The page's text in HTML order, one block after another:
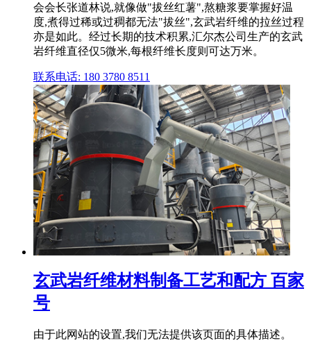
会会长张道林说,就像做"拔丝红薯",熬糖浆要掌握好温
度,煮得过稀或过稠都无法"拔丝",玄武岩纤维的拉丝过程
亦是如此。经过长期的技术积累,汇尔杰公司生产的玄武
岩纤维直径仅5微米,每根纤维长度则可达万米。
联系电话: 180 3780 8511
玄武岩纤维材料制备工艺和配方 百家
号
由于此网站的设置,我们无法提供该页面的具体描述。